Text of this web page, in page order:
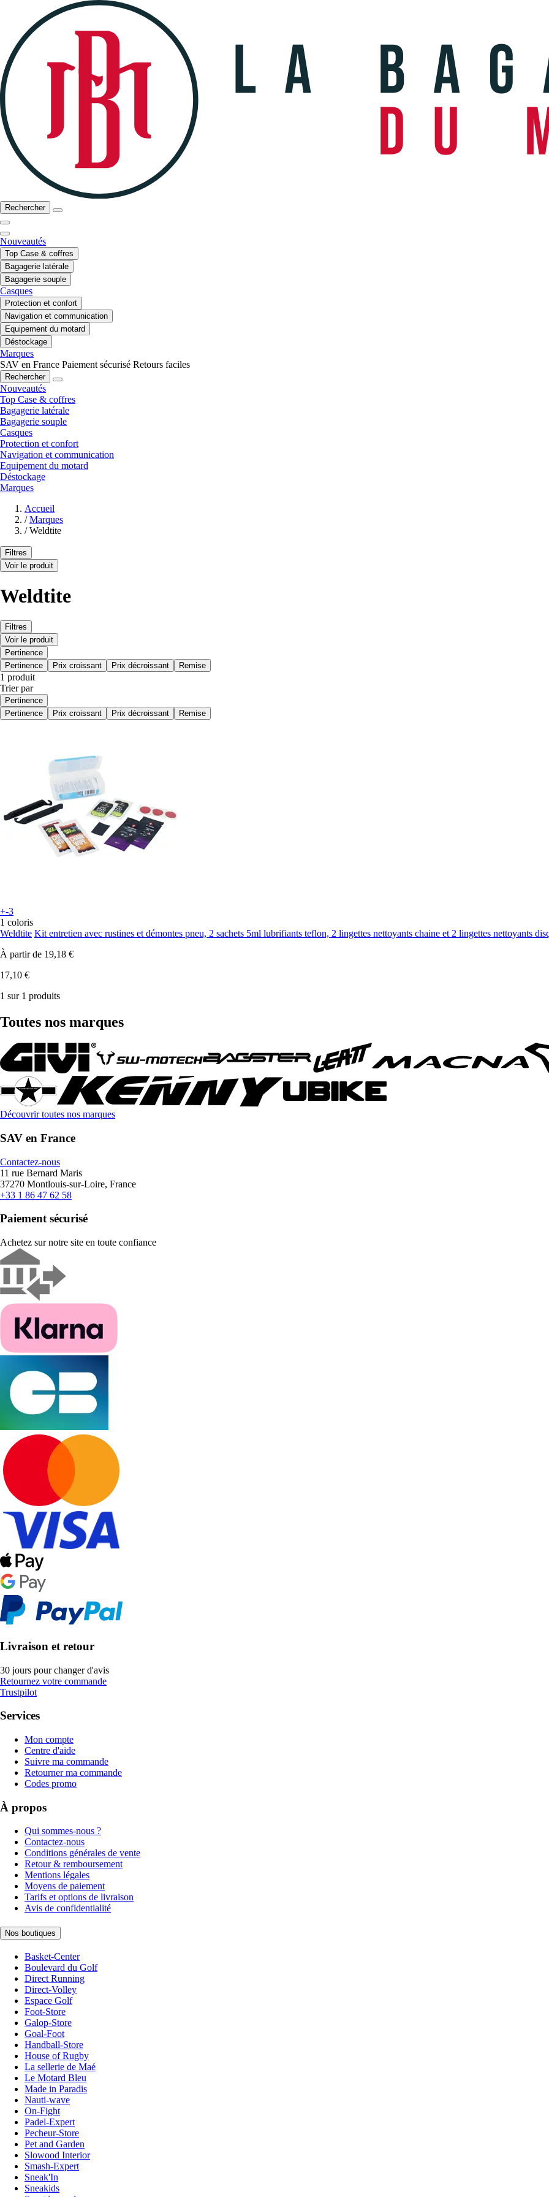
Rechercher
Nouveautés
Top Case & coffres
Bagagerie latérale
Bagagerie souple
Casques
Protection et confort
Navigation et communication
Equipement du motard
Déstockage
Marques
SAV en France Paiement sécurisé Retours faciles
Rechercher
Nouveautés
Top Case & coffres
Bagagerie latérale
Bagagerie souple
Casques
Protection et confort
Navigation et communication
Equipement du motard
Déstockage
Marques
Accueil
/ Marques
/ Weldtite
Filtres
Voir le produit
Weldtite
Filtres
Voir le produit
Pertinence
Pertinence
Prix croissant Prix décroissant Remise
1 produit
Trier par
Pertinence
Pertinence
Prix croissant Prix décroissant Remise
+-3
1 coloris
Weldtite Kit entretien avec rustines et démontes pneu, 2 sachets 5ml lubrifiants teflon, 2 lingettes nettoyants chaine et 2 lingettes nettoyants
À partir de 19,18 €
17,10 €
1 sur 1 produits
Toutes nos marques
Découvrir toutes nos marques
SAV en France
Contactez-nous
11 rue Bernard Maris
37270 Montlouis-sur-Loire, France
+33 1 86 47 62 58
Paiement sécurisé
Achetez sur notre site en toute confiance
Livraison et retour
30 jours pour changer d'avis
Retournez votre commande
Trustpilot
Services
Mon compte
Centre d'aide
Suivre ma commande
Retourner ma commande
Codes promo
À propos
Qui sommes-nous ?
Contactez-nous
Conditions générales de vente
Retour & remboursement
Mentions légales
Moyens de paiement
Tarifs et options de livraison
Avis de confidentialité
Nos boutiques
Basket-Center
Boulevard du Golf
Direct Running
Direct-Volley
Espace Golf
Foot-Store
Galop-Store
Goal-Foot
Handball-Store
House of Rugby
La sellerie de Maé
Le Motard Bleu
Made in Paradis
Nauti-wave
On-Fight
Padel-Expert
Pecheur-Store
Pet and Garden
Slowood Interior
Smash-Expert
Sneak'In
Sneakids